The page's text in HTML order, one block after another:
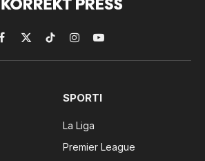
Facebook
X
(Twitter)
TikTokInstagramYouTube
SPORTI
La Liga
Premier League